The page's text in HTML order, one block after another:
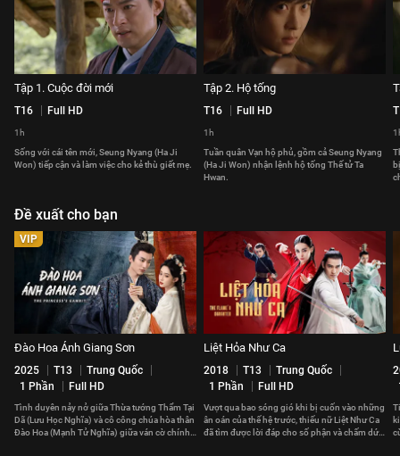
Tập 1. Cuộc đời mới
T16 Full HD
1h
Sống với cái tên mới, Seung Nyang (Ha Ji
Won) tiếp cận và làm việc cho kẻ thù giết mẹ.
Tập 2. Hộ tống
T16 Full HD
1h
Tuần quân Vạn hộ phủ, gồm cả Seung Nyang
(Ha Ji Won) nhận lệnh hộ tống Thế tử Ta
Hwan.
Đề xuất cho bạn
VIP
Đào Hoa Ánh Giang Sơn
2025 T13
Trung Quốc
1 Phần
Full HD
Tình duyên nảy nở giữa Thừa tướng Thẩm Tại
Dã (Lưu Học Nghĩa) và cô công chúa hòa thân
Đào Hoa (Mạnh Tử Nghĩa) giữa ván cờ chính
Liệt Hỏa Như Ca
2018 T13
Trung Quốc
1 Phần
Full HD
Vượt qua bao sóng gió khi bị cuốn vào những
ân oán của thế hệ trước, thiếu nữ Liệt Như Ca
đã tìm được lời đáp cho số phận và chấm dứt